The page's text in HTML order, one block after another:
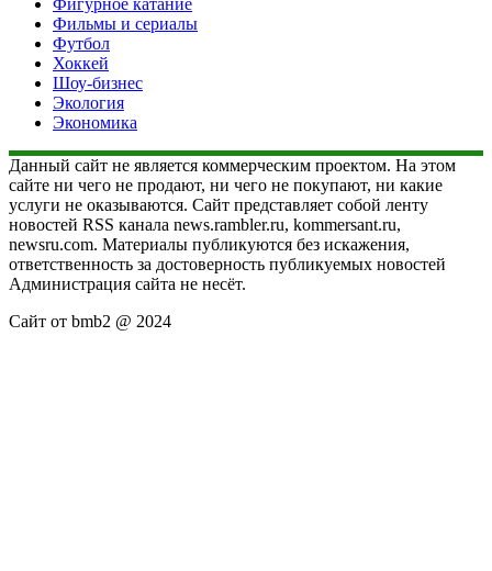
Фильмы и сериалы
Футбол
Хоккей
Шоу-бизнес
Экология
Экономика
Данный сайт не является коммерческим проектом. На этом
сайте ни чего не продают, ни чего не покупают, ни какие
услуги не оказываются. Сайт представляет собой ленту
новостей RSS канала news.rambler.ru, kommersant.ru,
newsru.com. Материалы публикуются без искажения,
ответственность за достоверность публикуемых новостей
Администрация сайта не несёт.
Сайт от bmb2 @ 2024